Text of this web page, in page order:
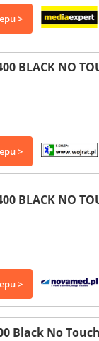
>
BLACK NO
>
BLACK NO
>
Black No